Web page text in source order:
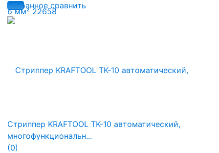
избранное сравнить
Стриппер KRAFTOOL TK-10 автоматический,
многофункциональн...
(0)